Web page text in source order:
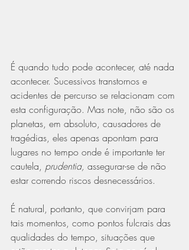
É quando tudo pode acontecer, até nada
acontecer. Sucessivos transtornos e
acidentes de percurso se relacionam com
esta configuração. Mas note, não são os
planetas, em absoluto, causadores de
tragédias, eles apenas apontam para
lugares no tempo onde é importante ter
cautela, prudentia, assegurar-se de não
estar correndo riscos desnecessários.
É natural, portanto, que convirjam para
tais momentos, como pontos fulcrais das
qualidades do tempo, situações que